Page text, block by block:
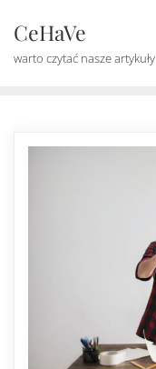
content
CeHaVe
warto czytać nasze artykuły